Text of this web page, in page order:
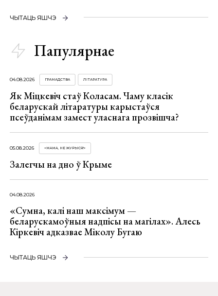
ЧЫТАЦЬ ЯШЧЭ
Папулярнае
04.08.2026 ГРАМАДСТВА ЛІТАРАТУРА
Як Міцкевіч стаў Коласам. Чаму класік
беларускай літаратуры карыстаўся
псеўданімам замест уласнага прозвішча?
05.08.2026 «МАМА, НЕ ЖУРЫСЯ!»
Залегчы на дно ў Крыме
04.08.2026
«Сумна, калі наш максімум —
беларускамоўныя надпісы на магілах». Алесь
Кіркевіч адказвае Міколу Бугаю
ЧЫТАЦЬ ЯШЧЭ